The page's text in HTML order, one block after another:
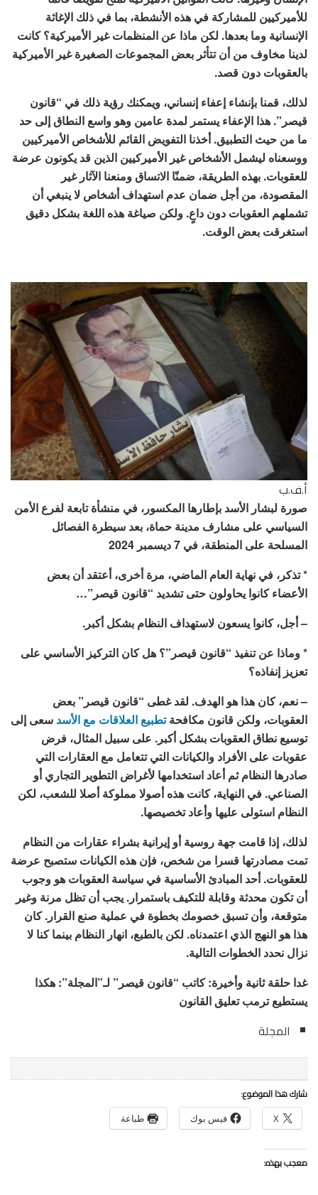
للأميركيين للمشاركة في هذه الأنشطة، بما في ذلك الإغاثة
الإنسانية وما بعدها. لكن ماذا عن المنظمات غير الأميركية؟ كانت
لدينا مخاوف من أن تتأثر بعض المجموعات الصغيرة غير الأميركية
بالعقوبات دون قصد.
لذلك، قمنا بإنشاء إعفاء إنساني، ويمكنك رؤية ذلك في “قانون
قيصر”. هذا الإعفاء يستمر لمدة عامين وهو واسع النطاق إلى حد
ما من حيث التطبيق. أخذنا التفويض القائم للأشخاص الأميركيين
ووسعناه ليشمل الأشخاص غير الأميركيين الذين قد يكونون عرضة
للعقوبات. بهذه الطريقة، ضمنّا الاتساق ومنعنا الآثار غير
المقصودة، من أجل ضمان عدم استهداف أشخاص لا ينبغي أن
تشملهم العقوبات دون داعٍ. ولكن صياغة هذه اللغة بشكل دقيق
استغرقت بعض الوقت.
أ.ف.ب
صورة لبشار الأسد بإطارها المكسور، في منشأة تابعة لفرع الأمن
السياسي على مشارف مدينة حماة، بعد سيطرة الفصائل
المسلحة على المنطقة، في 7 ديسمبر 2024
* تذكر، في نهاية العام الماضي، مرة أخرى، أعتقد أن بعض
الأعضاء كانوا يحاولون حتى تشديد “قانون قيصر”…
– أجل، كانوا يسعون لاستهداف النظام بشكل أكبر.
* وماذا عن تنفيذ “قانون قيصر”؟ هل كان التركيز الأساسي على
تعزيز إنفاذه؟
– نعم، كان هذا هو الهدف. لقد غطى “قانون قيصر” بعض
العقوبات، ولكن قانون مكافحةتطبيع العلاقات مع الأسد سعى إلى
توسيع نطاق العقوبات بشكل أكبر. على سبيل المثال، فرض
عقوبات على الأفراد والكيانات التي تتعامل مع العقارات التي
صادرها النظام ثم أعاد استخدامها لأغراض التطوير التجاري أو
الصناعي. في النهاية، كانت هذه أصولا مملوكة أصلا للشعب، لكن
النظام استولى عليها وأعاد تخصيصها.
لذلك، إذا قامت جهة روسية أو إيرانية بشراء عقارات من النظام
تمت مصادرتها قسرا من شخص، فإن هذه الكيانات ستصبح عرضة
للعقوبات. أحد المبادئ الأساسية في سياسة العقوبات هو وجوب
أن تكون محدثة وقابلة للتكيف باستمرار. يجب أن تظل مرنة وغير
متوقعة، وأن تسبق خصومك بخطوة في عملية صنع القرار. كان
هذا هو النهج الذي اعتمدناه. لكن بالطبع، انهار النظام بينما كنا لا
نزال نحدد الخطوات التالية.
غدا حلقة ثانية وأخيرة: كاتب “قانون قيصر” لـ”المجلة”: هكذا
يستطيع ترمب تعليق القانون
المجلة
شارك هذا الموضوع:
X فيس بوك طباعة
معجب بهذه: